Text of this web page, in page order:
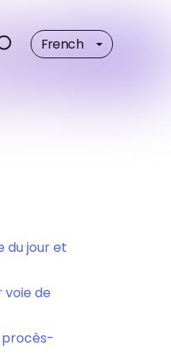
French
du jour et
de